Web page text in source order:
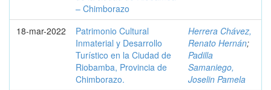
– Chimborazo
18-mar-2022
Patrimonio Cultural
Inmaterial y Desarrollo
Turístico en la Ciudad de
Riobamba, Provincia de
Chimborazo.
Herrera Chávez,
Renato Hernán;
Padilla
Samaniego,
Joselin Pamela